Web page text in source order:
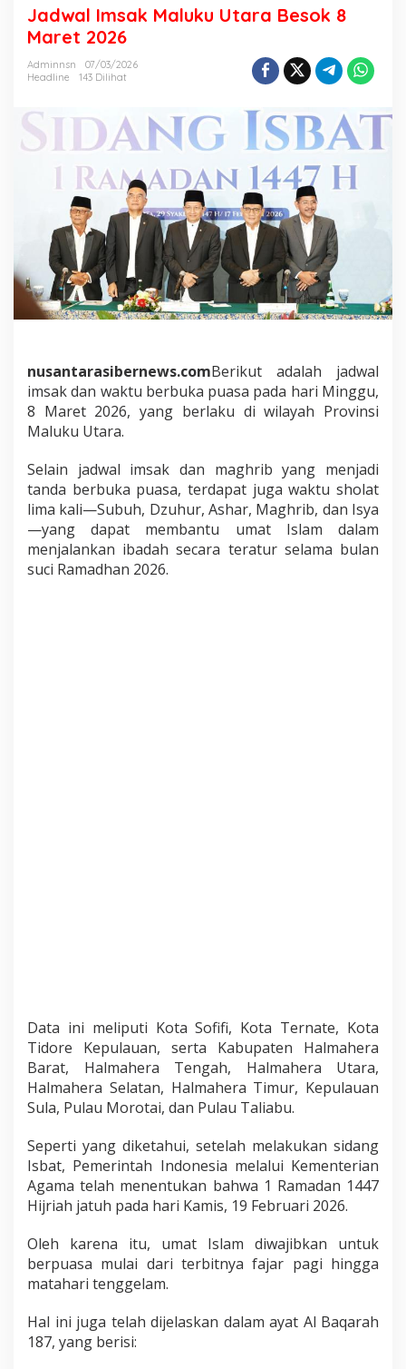
8
0
2
Jadwal Imsak Maluku Utara Besok 8
Maret 2026
Adminnsn
07/03/2026
Headline
143 Dilihat
nusantarasibernews.comBerikut adalah jadwal
imsak dan waktu berbuka puasa pada hari Minggu,
8 Maret 2026, yang berlaku di wilayah Provinsi
Maluku Utara.
Selain jadwal imsak dan maghrib yang menjadi
tanda berbuka puasa, terdapat juga waktu sholat
lima kali—Subuh, Dzuhur, Ashar, Maghrib, dan Isya
—yang dapat membantu umat Islam dalam
menjalankan ibadah secara teratur selama bulan
suci Ramadhan 2026.
Data ini meliputi Kota Sofifi, Kota Ternate, Kota
Tidore Kepulauan, serta Kabupaten Halmahera
Barat, Halmahera Tengah, Halmahera Utara,
Halmahera Selatan, Halmahera Timur, Kepulauan
Sula, Pulau Morotai, dan Pulau Taliabu.
Seperti yang diketahui, setelah melakukan sidang
Isbat, Pemerintah Indonesia melalui Kementerian
Agama telah menentukan bahwa 1 Ramadan 1447
Hijriah jatuh pada hari Kamis, 19 Februari 2026.
Oleh karena itu, umat Islam diwajibkan untuk
berpuasa mulai dari terbitnya fajar pagi hingga
matahari tenggelam.
Hal ini juga telah dijelaskan dalam ayat Al Baqarah
187, yang berisi: